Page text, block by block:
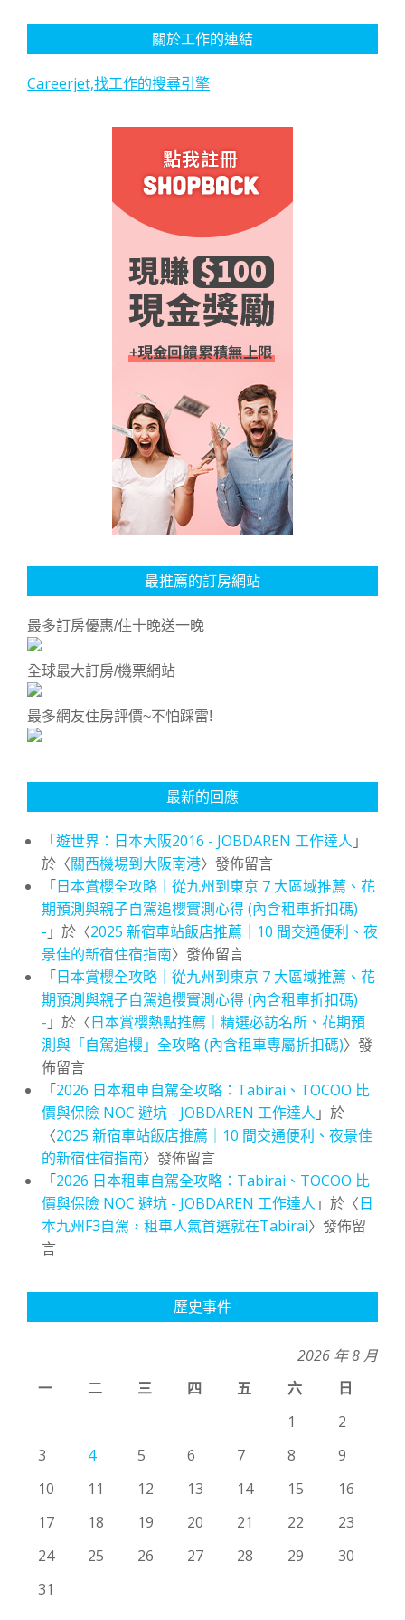
關於工作的連結
Careerjet,找工作的搜尋引擎
最推薦的訂房網站
最多訂房優惠/住十晚送一晚
全球最大訂房/機票網站
最多網友住房評價~不怕踩雷!
最新的回應
「遊世界：日本大阪2016 - JOBDAREN 工作達人 」
於〈關西機場到大阪南港〉發佈留言
「日本賞櫻全攻略｜從九州到東京 7 大區域推薦、花
期預測與親子自駕追櫻實測心得 (內含租車折扣碼)
- 」於〈2025 新宿車站飯店推薦｜10 間交通便利、夜
景佳的新宿住宿指南〉發佈留言
「日本賞櫻全攻略｜從九州到東京 7 大區域推薦、花
期預測與親子自駕追櫻實測心得 (內含租車折扣碼)
- 」於〈日本賞櫻熱點推薦｜精選必訪名所、花期預
測與「自駕追櫻」全攻略 (內含租車專屬折扣碼)〉發
佈留言
「2026 日本租車自駕全攻略：Tabirai、TOCOO 比
價與保險 NOC 避坑 - JOBDAREN 工作達人 」於
〈2025 新宿車站飯店推薦｜10 間交通便利、夜景佳
的新宿住宿指南〉發佈留言
「2026 日本租車自駕全攻略：Tabirai、TOCOO 比
價與保險 NOC 避坑 - JOBDAREN 工作達人 」於〈日
本九州F3自駕，租車人氣首選就在Tabirai〉發佈留
言
歷史事件
2026 年 8 月
一
二 三 四 五 六
日
1
2
3
4 5 6 7 8
9
10
11 12 13 14 15
16
17
18 19 20 21 22
23
24
25 26 27 28 29
30
31